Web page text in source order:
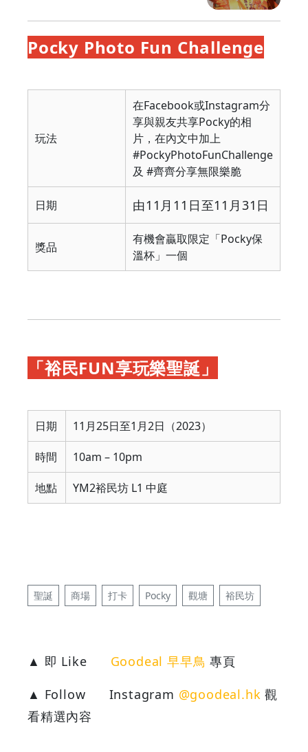
▲ 6款新口
味
▲ Pocky粒
粒榛子朱古
▲ Pocky冬
日限定版焦
條
Pocky Photo Fun Challenge
玩法
在Facebook或Instagram分
享與親友共享Pocky的相
片，在內文中加上
#PockyPhotoFunChallenge
及 #齊齊分享無限樂脆
日期 由11月11日至11月31日
獎品
有機會贏取限定「Pocky保
溫杯」一個
「裕民FUN享玩樂聖誕」
日期 11月25日至1月2日（2023）
時間 10am – 10pm
地點 YM2裕民坊 L1 中庭
聖誕 商場 打卡 Pocky 觀塘 裕民坊
▲ 即 Like Goodeal 早早鳥 專頁
▲ Follow
Instagram @goodeal.hk 觀
看精選內容